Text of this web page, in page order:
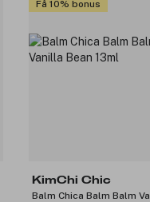
Få 10% bonus
KimChi Chic
Balm Chica Balm Balm